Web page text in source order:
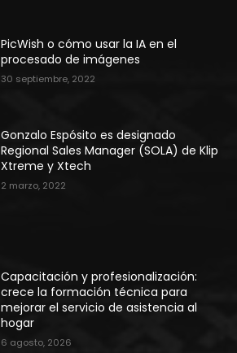
PicWish o cómo usar la IA en el
procesado de imágenes
30 septiembre, 2022
Gonzalo Espósito es designado
Regional Sales Manager (SOLA) de Klip
Xtreme y Xtech
2 marzo, 2022
Capacitación y profesionalización:
crece la formación técnica para
mejorar el servicio de asistencia al
hogar
6 agosto, 2026